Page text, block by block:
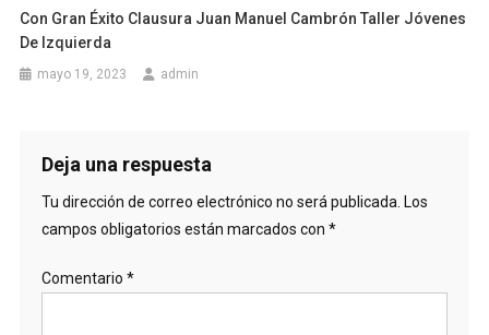
Con Gran Éxito Clausura Juan Manuel Cambrón Taller Jóvenes
De Izquierda
mayo 19, 2023 admin
Deja una respuesta
Tu dirección de correo electrónico no será publicada. Los
campos obligatorios están marcados con *
Comentario *